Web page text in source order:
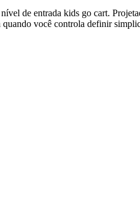
de entrada kids go cart.
você controla definir